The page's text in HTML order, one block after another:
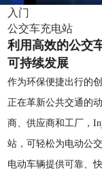
入门
公交车充电站
利用高效的公交
可持续发展
作为环保便捷出行的
正在革新公共交通的
商、供应商和工厂，
站，可轻松为电动公
电动车辆提供可靠、